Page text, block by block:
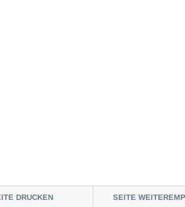
DRUCKEN SEITE